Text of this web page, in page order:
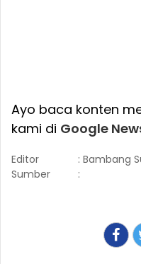
Ayo baca konten
kami di Google
Editor
: Bambang
Sumber
: